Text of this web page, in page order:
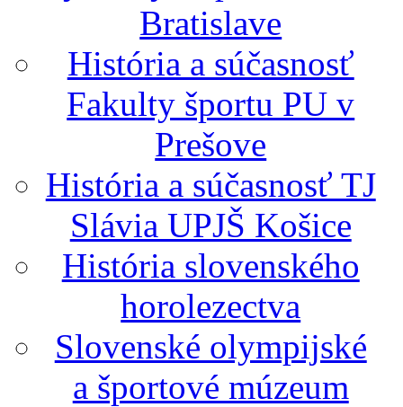
Bratislave
História a súčasnosť
Fakulty športu PU v
Prešove
História a súčasnosť TJ
Slávia UPJŠ Košice
História slovenského
horolezectva
Slovenské olympijské
a športové múzeum